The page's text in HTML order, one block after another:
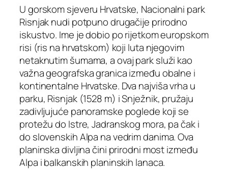
U gorskom sjeveru Hrvatske, Nacionalni park
Risnjak nudi potpuno drugačije prirodno
iskustvo. Ime je dobio po rijetkom europskom
risi (ris na hrvatskom) koji luta njegovim
netaknutim šumama, a ovaj park služi kao
važna geografska granica između obalne i
kontinentalne Hrvatske. Dva najviša vrha u
parku, Risnjak (1528 m) i Snježnik, pružaju
zadivljujuće panoramske poglede koji se
protežu do Istre, Jadranskog mora, pa čak i
do slovenskih Alpa na vedrim danima. Ova
planinska divljina čini prirodni most između
Alpa i balkanskih planinskih lanaca.